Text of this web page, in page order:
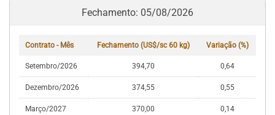
Fechamento: 05/08/2026
Contrato - Mês Fechamento (US$/sc 60 kg) Variação (%)
Setembro/2026 394,70 0,64
Dezembro/2026 374,55 0,55
Março/2027 370,00 0,14